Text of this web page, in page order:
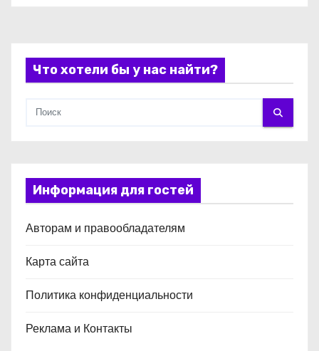
мЧто хотели бы у нас найти?
Информация для гостей
Авторам и правообладателям
Карта сайта
Политика конфиденциальности
Реклама и Контакты